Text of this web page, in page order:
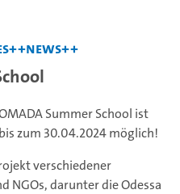
Summer School ist
zum 30.04.2024 möglich!
verschiedener
NGOs, darunter die Odessa